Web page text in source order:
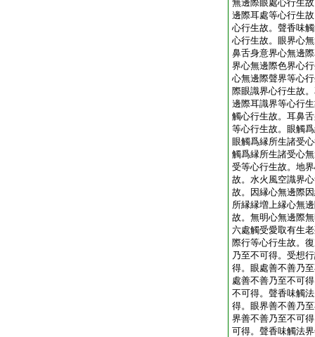
無邊際眼處心行生
邊際耳處等心行生
心行生故。聲香味
心行生故。眼界心
鼻舌身意界心無邊
界心無邊際色界心
心無邊際聲界等心
際眼識界心行生故
邊際耳識界等心行
觸心行生故。耳鼻
等心行生故。眼觸
眼觸爲縁所生諸受
觸爲縁所生諸受心
受等心行生故。地
故。水火風空識界
故。因縁心無邊際
所縁縁増上縁心無
故。無明心無邊際
六處觸受愛取有生
際行等心行生故。
乃至不可得。受想
得。眼處善不善乃
處善不善乃至不可
不可得。聲香味觸
得。眼界善不善乃
界善不善乃至不可
可得。聲香味觸法